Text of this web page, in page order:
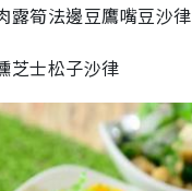
露筍法邊豆鷹嘴豆沙律
芝士松子沙律